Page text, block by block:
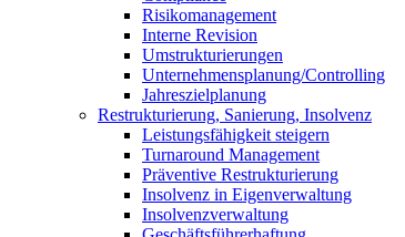
Risikomanagement
Interne Revision
Umstrukturierungen
Unternehmensplanung/Controlling
Jahreszielplanung
Restrukturierung, Sanierung, Insolvenz
Leistungsfähigkeit steigern
Turnaround Management
Präventive Restrukturierung
Insolvenz in Eigenverwaltung
Insolvenzverwaltung